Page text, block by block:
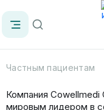
Частным пациентам
Компания
мировым лидером в